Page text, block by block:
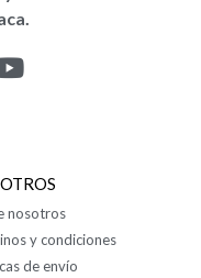
nosotros
y condiciones
de envío